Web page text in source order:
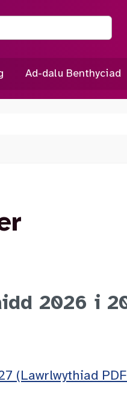
Ad-dalu Benthyciad
2026 i
(Lawrlwythiad